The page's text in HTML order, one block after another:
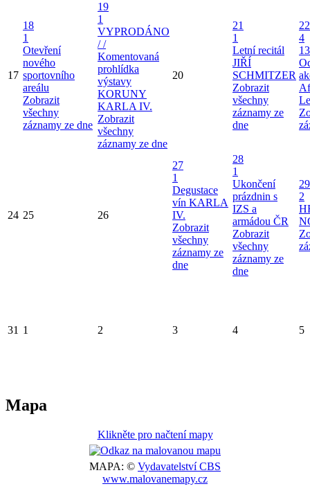
17
18
1
Otevření
nového
sportovního
areálu
Zobrazit
všechny
záznamy ze dne
19
1
VYPRODÁNO
/ /
Komentovaná
prohlídka
výstavy
KORUNY
KARLA IV.
Zobrazit
všechny
záznamy ze dne
20
21
1
Letní recitál
JIŘÍ
SCHMITZER
Zobrazit
všechny
záznamy ze
dne
22
4
24 25 26
27
1
Degustace
vín KARLA
IV.
Zobrazit
všechny
záznamy ze
dne
28
1
Ukončení
prázdnin s
IZS a
armádou ČR
Zobrazit
všechny
záznamy ze
dne
29
2
31 1 2 3 4 5
Mapa
Klikněte pro načtení mapy
MAPA: © Vydavatelství CBS
www.malovanemapy.cz